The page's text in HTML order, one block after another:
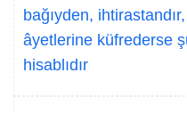
bağıyden,
âyetlerine küfrederse
hisablıdır